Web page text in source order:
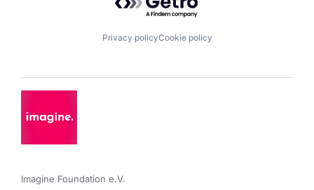
Privacy policyCookie policy
Imagine Foundation e.V.